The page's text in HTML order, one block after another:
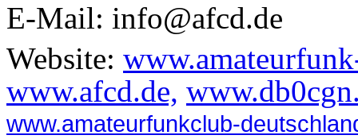
E-Mail: info@afcd.de
Website:
www.afcd.de,
www.amateurfunkclub-